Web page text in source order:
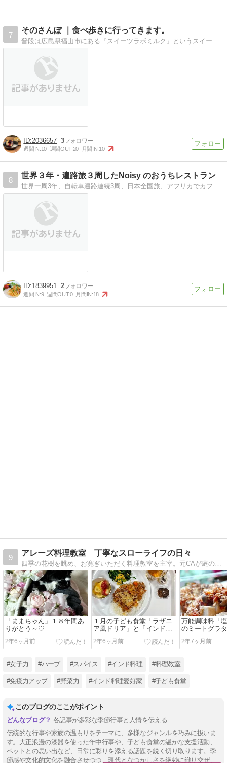
7
そのさんぽ ｜食べ歩きに行ってきます。
2036657 3
週間IN:10 週間OUT:20 月間IN:10
8
世界３年・遍路旅３周したNoisy のおうちレストラン
1839951 2
週間IN:9 週間OUT:0 月間IN:18
9
アレーズ料理教室 丁寧なスローライフの日々
四季の花樹を眺め、お寛ぎいただく料理教室を主宰。元CAが庭のハーブやスパイスを織り交ぜ、様々な国のお料理を楽しんでいただきます（たまに保護猫にゃんこ達登場）
「ままちゃん」１８年間あ
りがとう～♡
2年6ヶ月前
１月の子ども食堂「ラザニ
ア風ドリア」と「インド風
フルーツのマンゴー和え」
2年6ヶ月前
万能調味料「
のミートグラ
2年7ヶ月前
#女子力 #ハーブ #スパイス #インド料理 #料理教室
#免疫力アップ #野菜力 #インド料理愛好家 #子ども食堂
このブログのここがポイント
各記事が多彩な季節行事と人情を伝える
伝統的な行事や家族の温もりをテーマに、多様なジャンルを巧みに扱いま
す。大正浪漫の漆器を使った年中行事や、子ども食堂の温かな支援活動、
ペットとの思い出など、日常に彩りを添える話題を鋭く切り取ります。季
節感や文化的文化を融合させつつ、現代となつかしさを絶妙に織り交ぜ、